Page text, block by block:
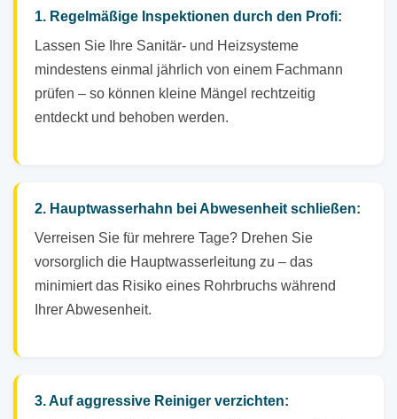
1. Regelmäßige Inspektionen durch den Profi:
Lassen Sie Ihre Sanitär- und Heizsysteme
mindestens einmal jährlich von einem Fachmann
prüfen – so können kleine Mängel rechtzeitig
entdeckt und behoben werden.
2. Hauptwasserhahn bei Abwesenheit schließen:
Verreisen Sie für mehrere Tage? Drehen Sie
vorsorglich die Hauptwasserleitung zu – das
minimiert das Risiko eines Rohrbruchs während
Ihrer Abwesenheit.
3. Auf aggressive Reiniger verzichten: